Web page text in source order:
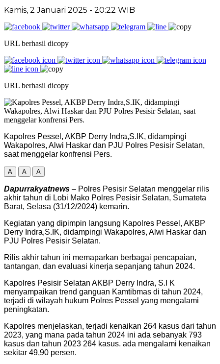
Kamis, 2 Januari 2025 - 20:22 WIB
URL berhasil dicopy
URL berhasil dicopy
Kapolres Pessel, AKBP Derry Indra,S.IK, didampingi
Wakapolres, Alwi Haskar dan PJU Polres Pesisir Selatan,
saat menggelar konfrensi Pers.
A A A
Dapurrakyatnews – Polres Pesisir Selatan menggelar rilis
akhir tahun di Lobi Mako Polres Pesisir Selatan, Sumateta
Barat, Selasa (31/12/2024) kemarin.
Kegiatan yang dipimpin langsung Kapolres Pessel, AKBP
Derry Indra,S.IK, didampingi Wakapolres, Alwi Haskar dan
PJU Polres Pesisir Selatan.
Rilis akhir tahun ini memaparkan berbagai pencapaian,
tantangan, dan evaluasi kinerja sepanjang tahun 2024.
Kapolres Pesisir Selatan AKBP Derry Indra, S.I K
menyampaikan trend ganguan Kamtibmas di tahun 2024,
terjadi di wilayah hukum Polres Pessel yang mengalami
peningkatan.
Kapolres menjelaskan, terjadi kenaikan 264 kasus dari tahun
2023, yang mana pada tahun 2024 ini ada sebanyak 793
kasus dan tahun 2023 264 kasus. ada mengalami kenaikan
sekitar 49,90 persen.